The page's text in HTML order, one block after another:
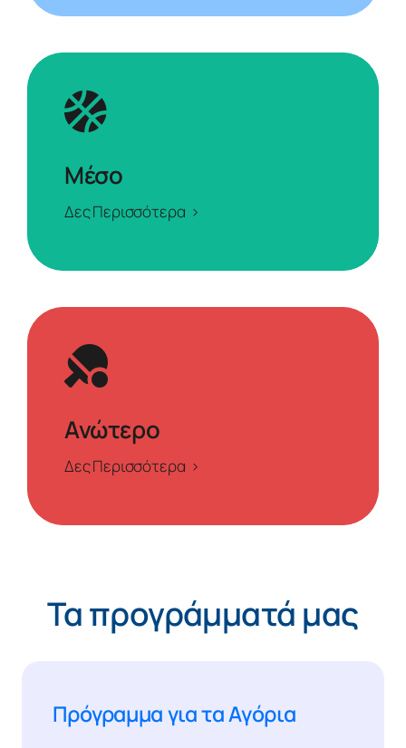
Μέσο
Δες Περισσότερα >
Ανώτερο
Δες Περισσότερα >
Τα προγράμματά μας
Πρόγραμμα για τα Αγόρια